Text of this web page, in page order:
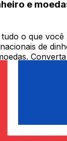
e
o que
de